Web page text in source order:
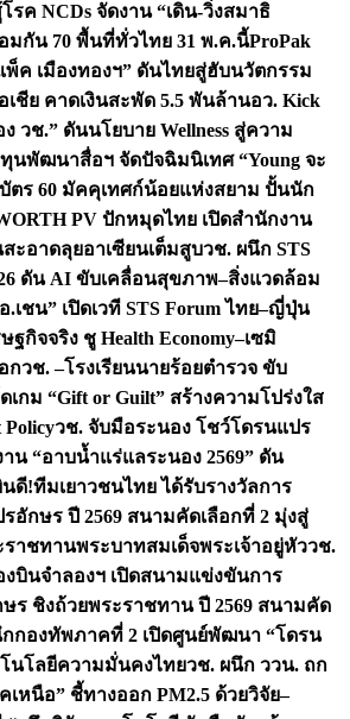
รค NCDs จัดงาน “เดิน-วิ่งสมาธิ
มกัน 70 พื้นที่ทั่วไทย 31 พ.ค.นี้ProPak
พ็ค เมืองทองฯ” ดันไทยสู่ฮับนวัตกรรม
ชีย คาดเงินสะพัด 5.5 พันล้านอว. Kick
วช.” ดันนโยบาย Wellness สู่ความ
นพัฒนาสื่อฯ จัดปัจฉิมนิเทศ “Young จะ
ตร 60 มัคคุเทศก์น้อยแห่งสยาม ปั้นนัก
PV ปักหมุดไทย เปิดสำนักงาน
ะอาดลุยอาเซียนเต็มสูบวช. ผนึก STS
ดัน AI ขับเคลื่อนสุขภาพ–สิ่งแวดล้อม
.เชน” เปิดเวที STS Forum ไทย–ญี่ปุ่น
ฐกิจจริง ชู Health Economy–เซมิ
กวช. –โรงเรียนนายร้อยตำรวจ ขับ
กม “Gift or Guilt” สร้างความโปร่งใส
วช. จับมือระนอง โชว์โดรนแปร
น “อาบน้ำแร่แลระนอง 2569” ดัน
ดี!ทีมเยาวชนไทย ได้รับรางวัลการ
อักษร ปี 2569 สนามคัดเลือกที่ 2 มุ่งสู่
าชทานพระบาทสมเด็จพระเจ้าอยู่หัววช.
บินจำลองฯ เปิดสนามแข่งขันการ
ร ชิงถ้วยพระราชทาน ปี 2569 สนามคัด
กองทัพภาคที่ 2 เปิดศูนย์พัฒนา “โดรน
นโลยีความมั่นคงไทยวช. ผนึก ววน. ถก
หนือ” ชี้ทางออก PM2.5 ด้วยวิจัย–